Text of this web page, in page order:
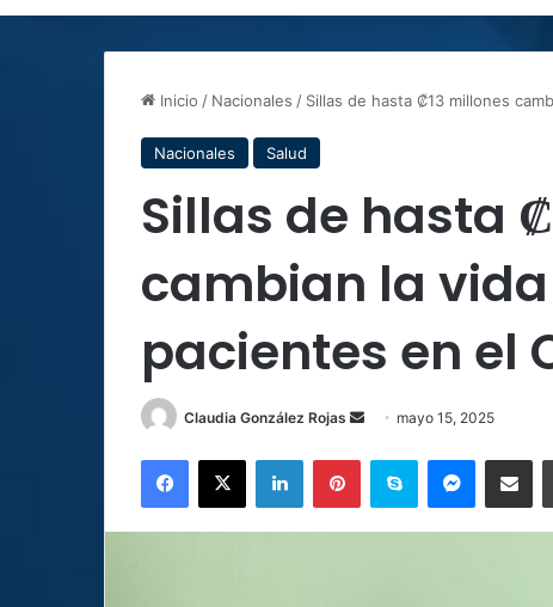
Inicio / Nacionales / Sillas de hasta ₡13 millones
Nacionales Salud
Sillas de hasta
cambian la
pacientes en el
Claudia González Rojas
Send
email
mayo 15, 2025
Facebook
X LinkedInPinterestSkype